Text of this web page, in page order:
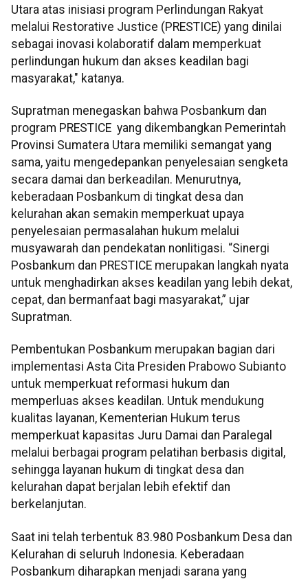
Utara atas inisiasi program Perlindungan Rakyat
melalui Restorative Justice (PRESTICE) yang dinilai
sebagai inovasi kolaboratif dalam memperkuat
perlindungan hukum dan akses keadilan bagi
masyarakat," katanya.
Supratman menegaskan bahwa Posbankum dan
program PRESTICE yang dikembangkan Pemerintah
Provinsi Sumatera Utara memiliki semangat yang
sama, yaitu mengedepankan penyelesaian sengketa
secara damai dan berkeadilan. Menurutnya,
keberadaan Posbankum di tingkat desa dan
kelurahan akan semakin memperkuat upaya
penyelesaian permasalahan hukum melalui
musyawarah dan pendekatan nonlitigasi. “Sinergi
Posbankum dan PRESTICE merupakan langkah nyata
untuk menghadirkan akses keadilan yang lebih dekat,
cepat, dan bermanfaat bagi masyarakat,” ujar
Supratman.
Pembentukan Posbankum merupakan bagian dari
implementasi Asta Cita Presiden Prabowo Subianto
untuk memperkuat reformasi hukum dan
memperluas akses keadilan. Untuk mendukung
kualitas layanan, Kementerian Hukum terus
memperkuat kapasitas Juru Damai dan Paralegal
melalui berbagai program pelatihan berbasis digital,
sehingga layanan hukum di tingkat desa dan
kelurahan dapat berjalan lebih efektif dan
berkelanjutan.
Saat ini telah terbentuk 83.980 Posbankum Desa dan
Kelurahan di seluruh Indonesia. Keberadaan
Posbankum diharapkan menjadi sarana yang